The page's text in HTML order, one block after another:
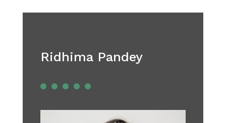
Ridhima Pandey